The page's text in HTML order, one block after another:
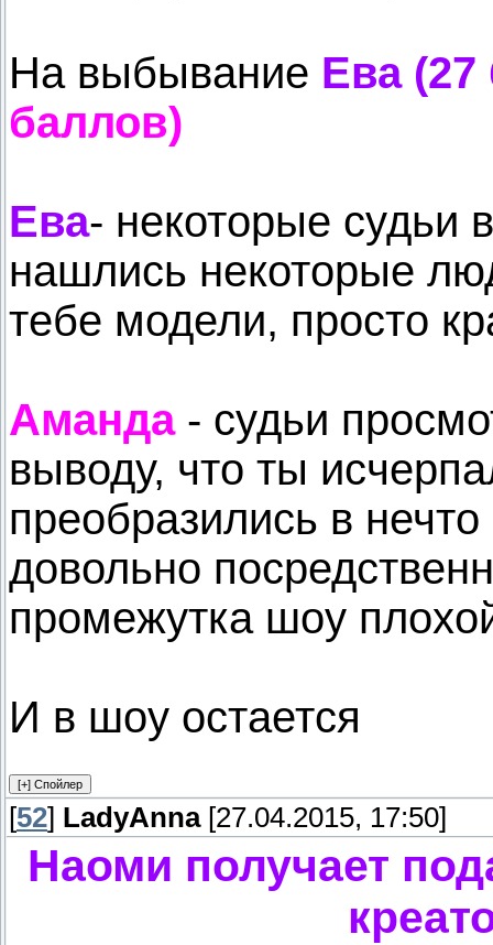
На выбывание Ева (27
баллов)
Ева- некоторые судьи
нашлись некоторые
тебе модели, просто
Аманда- судьи
выводу, что ты
преобразились в
довольно
промежутка шоу
И в шоу остается
[52] LadyAnna[27.04.2015, 17:50]
Наоми получает